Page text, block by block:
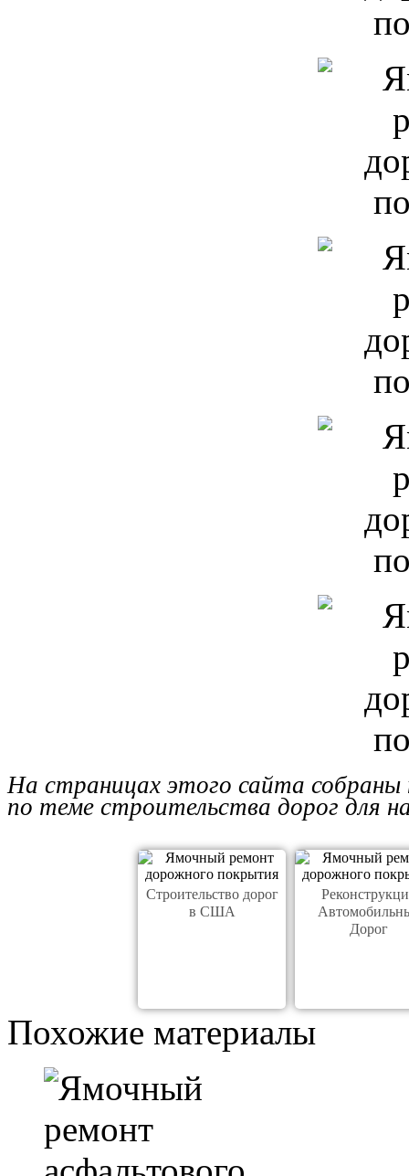
На страницах этого сайта
по теме строительства дорог для
Строительство дорог
в США
Дорог
Похожие материалы